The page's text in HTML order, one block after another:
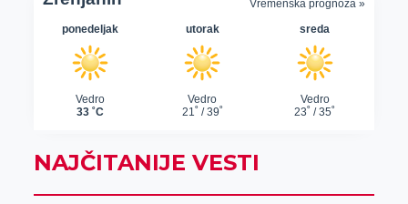
NAJČITANIJE VESTI